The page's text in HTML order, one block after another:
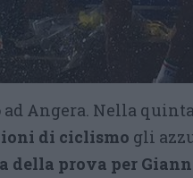
Angera. Nella
di ciclismo gli
della prova per